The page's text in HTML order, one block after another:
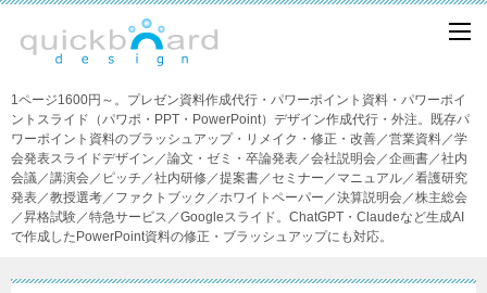
1ページ1600円～。プレゼン資料作成代行・パワーポイント資料・パワーポイ
ントスライド（パワポ・PPT・PowerPoint）デザイン作成代行・外注。既存パ
ワーポイント資料のブラッシュアップ・リメイク・修正・改善／営業資料／学
会発表スライドデザイン／論文・ゼミ・卒論発表／会社説明会／企画書／社内
会議／講演会／ピッチ／社内研修／提案書／セミナー／マニュアル／看護研究
発表／教授選考／ファクトブック／ホワイトペーパー／決算説明会／株主総会
／昇格試験／特急サービス／Googleスライド。ChatGPT・Claudeなど生成AI
で作成したPowerPoint資料の修正・ブラッシュアップにも対応。